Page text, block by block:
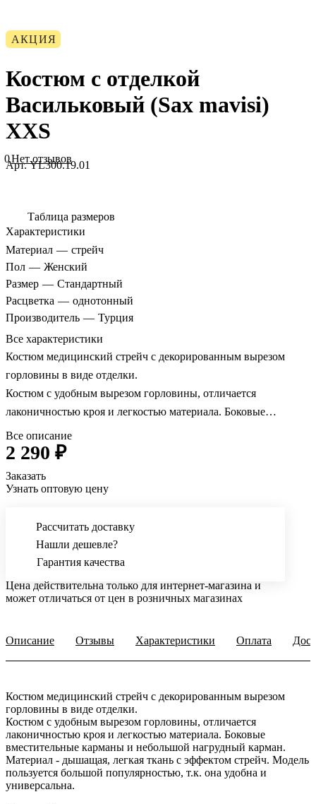
АКЦИЯ
Костюм с отделкой
Васильковый (Sax mavisi)
XXS
0Нет отзывов
Арт.YL300.19.01
Таблица размеров
Характеристики
Материал — стрейч
Пол — Женский
Размер — Стандартный
Расцветка — однотонный
Производитель — Турция
Все характеристики
Костюм медицинский стрейч с декорированным вырезом
горловины в виде отделки.
Костюм с удобным вырезом горловины, отличается
лаконичностью кроя и легкостью материала. Боковые
вместительные карманы и небольшой нагрудный карман.
Материал - дышащая, легкая ткань с эффектом стрейч. Модель
универсальна.
Прямые брюки выполнены в классическом стиле, с широким
поясом на резинке и регулирующим шнурком. Обеспечивают
безупречную посадку по талии и бедрам. Благодаря
отделения химиотерапии, отделения неотложной помощи,
Материал: 72% вискоза, 25% полиэстер, 3% лайкра
Плотность: 155 гр/м2.
Все описание
2 290 ₽
Заказать
Узнать оптовую цену
Рассчитать доставку
Нашли дешевле?
Гарантия качества
Цена действительна только для интернет-магазина и
может отличаться от цен в розничных магазинах
Описание Отзывы Характеристики Оплата
Костюм медицинский стрейч с декорированным вырезом
горловины в виде отделки.
Костюм с удобным вырезом горловины, отличается
лаконичностью кроя и легкостью материала. Боковые
вместительные карманы и небольшой нагрудный карман.
Материал - дышащая, легкая ткань с эффектом стрейч. Модель
пользуется большой популярностью, т.к. она удобна и
универсальна.